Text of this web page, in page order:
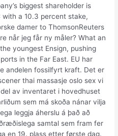
biggest shareholder is
with a 10.3 percent stake,
damer to ThomsonReuters
når jeg får ny måler? What an
youngest Ensign, pushing
in the Far East. EU har
andelen fossilfyrt kraft. Det er
thai massasje oslo sex vi
av inventaret i hovedhuset
sem má skoða nánar vilja
leggja áherslu á það að
samtal sem fram fer
en 19. plass etter første dag.